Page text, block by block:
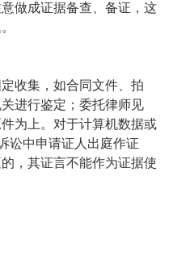
做成证据备查、备证，这
收集，如合同文件、拍
进行鉴定；委托律师见
为上。对于计算机数据或
讼中申请证人出庭作证
，其证言不能作为证据使